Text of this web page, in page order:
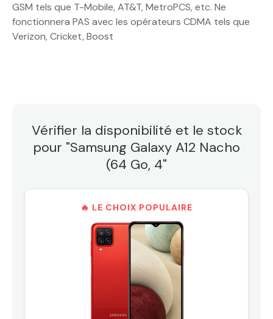
GSM tels que T-Mobile, AT&T, MetroPCS, etc. Ne
fonctionnera PAS avec les opérateurs CDMA tels que
Verizon, Cricket, Boost
Vérifier la disponibilité et le stock
pour "Samsung Galaxy A12 Nacho
(64 Go, 4"
🔥 LE CHOIX POPULAIRE